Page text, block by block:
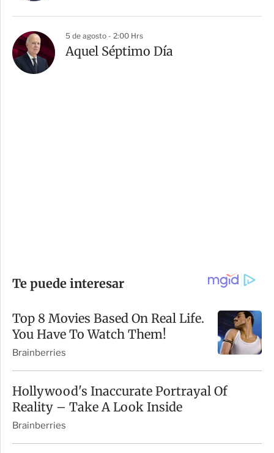
5 de agosto - 2:00 Hrs
Aquel Séptimo Día